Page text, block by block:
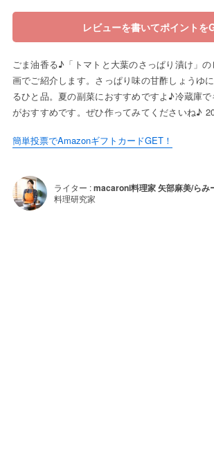
レビューを書いてポイントを
ごま油香る♪「トマトと大葉のさっぱり漬け」
画でご紹介します。さっぱり味の甘酢しょうゆ
るひと品。夏の副菜におすすめですよ♪冷蔵庫
がおすすめです。ぜひ作ってみてくださいね♪
簡単投票でAmazonギフトカードGET！
ライター :macaroni料理家 矢部麻美/らみ
料理研究家